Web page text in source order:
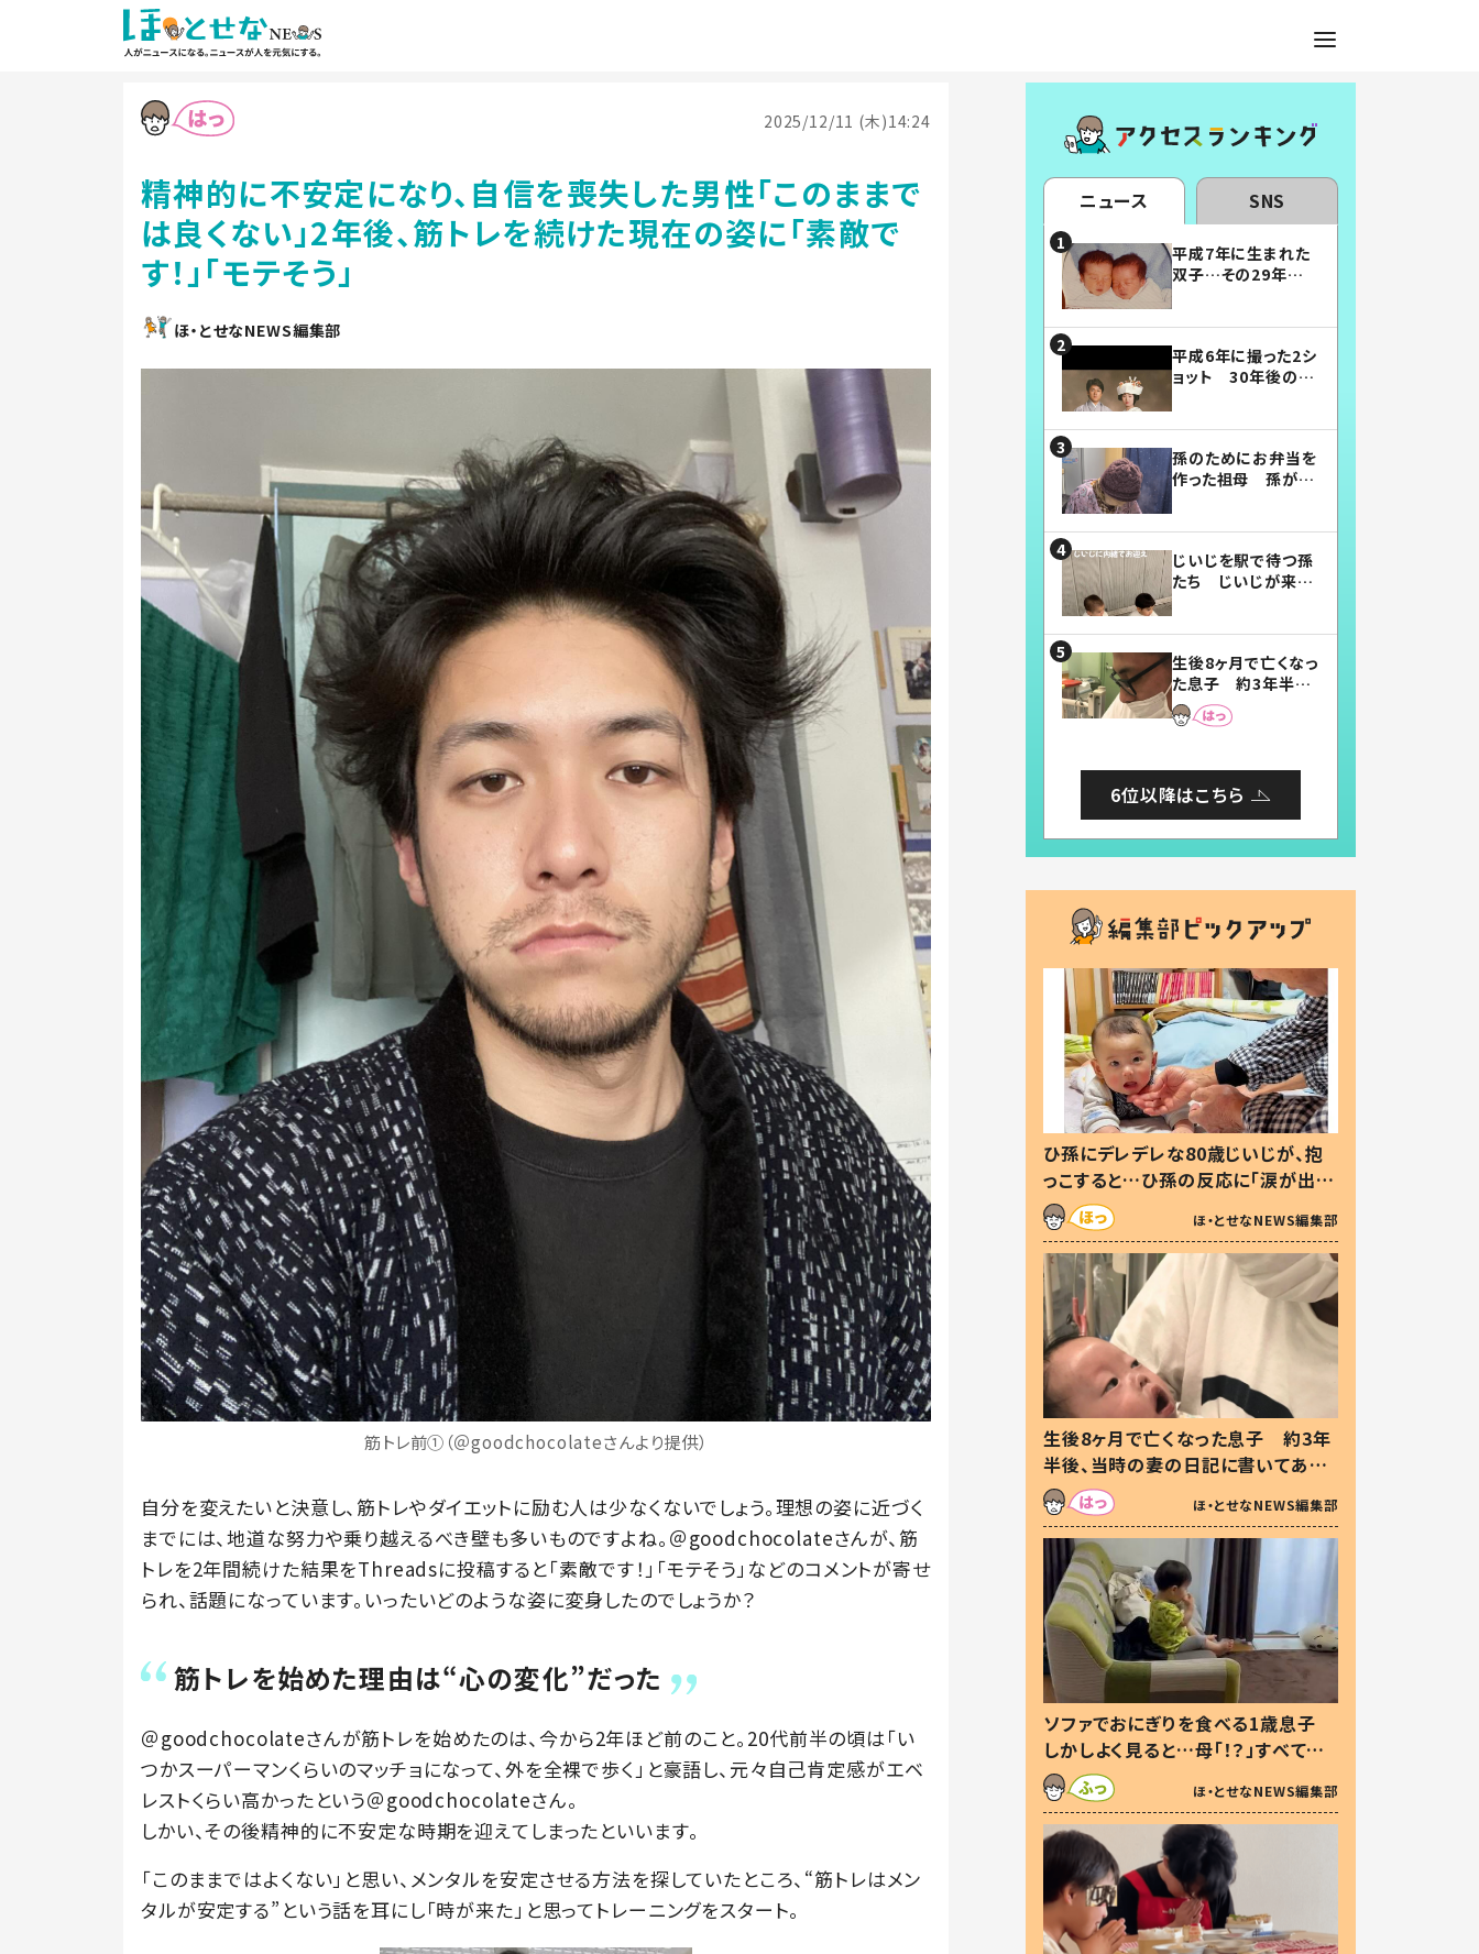
2025/12/11 (木)14:24
精神的に不安定になり、自信を喪失した男性「このままで
は良くない」2年後、筋トレを続けた現在の姿に「素敵で
す！」「モテそう」
ほ・とせなNEWS編集部
筋トレ前①（＠goodchocolateさんより提供）
自分を変えたいと決意し、筋トレやダイエットに励む人は少なくないでしょう。理想の姿に近づく
までには、地道な努力や乗り越えるべき壁も多いものですよね。＠goodchocolateさんが、筋
トレを2年間続けた結果をThreadsに投稿すると「素敵です！」「モテそう」などのコメントが寄せ
られ、話題になっています。いったいどのような姿に変身したのでしょうか？
筋トレを始めた理由は“心の変化”だった
＠goodchocolateさんが筋トレを始めたのは、今から2年ほど前のこと。20代前半の頃は「い
つかスーパーマンくらいのマッチョになって、外を全裸で歩く」と豪語し、元々自己肯定感がエベ
レストくらい高かったという＠goodchocolateさん。
しかい、その後精神的に不安定な時期を迎えてしまったといいます。
「このままではよくない」と思い、メンタルを安定させる方法を探していたところ、“筋トレはメン
タルが安定する”という話を耳にし「時が来た」と思ってトレーニングをスタート。
ニュース SNS
平成7年に生まれた
双子…その29年後
平成6年に撮った2シ
ョット 30年後の姿
孫のためにお弁当を
作った祖母 孫が絶
じいじを駅で待つ孫
たち じいじが来た
まらない」「幸せにな
れる」
生後8ヶ月で亡くなっ
た息子 約3年半
後、当時の妻の日記
に書いてあった本音
6位以降はこちら
ひ孫にデレデレな80歳じいじが、抱
っこすると…ひ孫の反応に「涙が出ま
した」「可愛くて仕方ない」
ほ・とせなNEWS編集部
生後8ヶ月で亡くなった息子 約3年
半後、当時の妻の日記に書いてあっ
た本音とは
ほ・とせなNEWS編集部
ソファでおにぎりを食べる1歳息子
しかしよく見ると…母「！？」すべてを
察した母の投稿に「可愛いから許
す！」「現行犯〜」
ほ・とせなNEWS編集部